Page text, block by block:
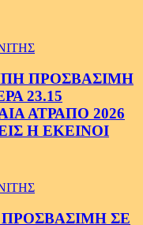
ΠΡΟΣΒΑΣΙΜΗ
23.15
ΑΤΡΑΠΟ 2026
Η ΕΚΕΙΝΟΙ
ΣΕ